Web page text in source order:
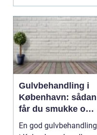
Gulvbehandling i
København: sådan
får du smukke og
holdbare trægulve
En god gulvbehandling